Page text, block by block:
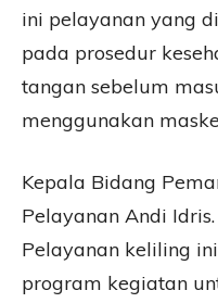
ini pelayanan yang
pada prosedur
tangan sebelum
menggunakan
Kepala Bidang
Pelayanan Andi
Pelayanan keliling
program kegiatan